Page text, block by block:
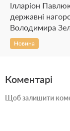
Ілларіон
державні
Володимира
Новина
Коментарі
Щоб залишити